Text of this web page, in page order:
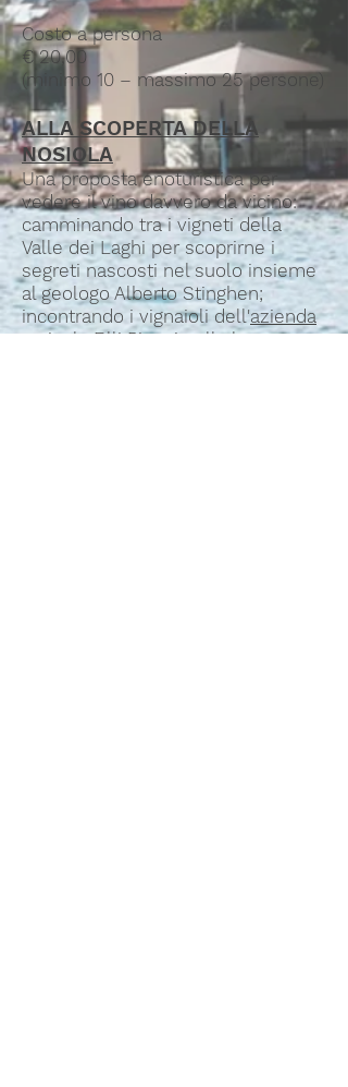
Costo a persona
€ 20,00
(minimo 10 – massimo 25 persone)
ALLA SCOPERTA DELLA
NOSIOLA
Una proposta enoturistica per
vedere il vino davvero da vicino:
camminando tra i vigneti della
Valle dei Laghi per scoprirne i
segreti nascosti nel suolo insieme
al geologo Alberto Stinghen;
incontrando i vignaioli dell'azienda
agricola F.lli Pisoninella loro